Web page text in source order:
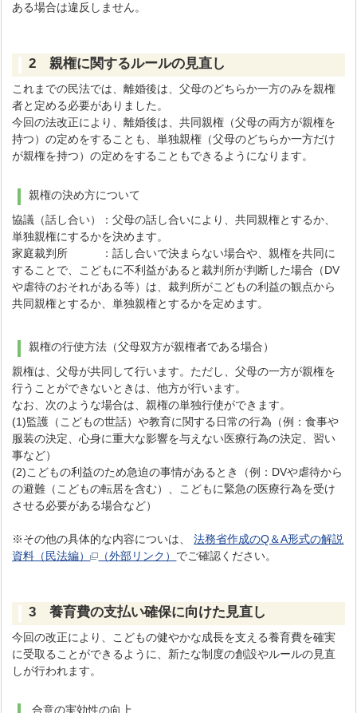
ある場合は違反しません。
2 親権に関するルールの見直し
これまでの民法では、離婚後は、父母のどちらか一方のみを親権
者と定める必要がありました。
今回の法改正により、離婚後は、共同親権（父母の両方が親権を
持つ）の定めをすることも、単独親権（父母のどちらか一方だけ
が親権を持つ）の定めをすることもできるようになります。
親権の決め方について
協議（話し合い）：父母の話し合いにより、共同親権とするか、
単独親権にするかを決めます。
家庭裁判所 ：話し合いで決まらない場合や、親権を共同に
することで、こどもに不利益があると裁判所が判断した場合（DV
や虐待のおそれがある等）は、裁判所がこどもの利益の観点から
共同親権とするか、単独親権とするかを定めます。
親権の行使方法（父母双方が親権者である場合）
親権は、父母が共同して行います。ただし、父母の一方が親権を
行うことができないときは、他方が行います。
なお、次のような場合は、親権の単独行使ができます。
(1)監護（こどもの世話）や教育に関する日常の行為（例：食事や
服装の決定、心身に重大な影響を与えない医療行為の決定、習い
事など）
(2)こどもの利益のため急迫の事情があるとき（例：DVや虐待から
の避難（こどもの転居を含む）、こどもに緊急の医療行為を受け
させる必要がある場合など）
※その他の具体的な内容についは、法務省作成のQ＆A形式の解説
資料（民法編）
（外部リンク） でご確認ください。
3 養育費の支払い確保に向けた見直し
今回の改正により、こどもの健やかな成長を支える養育費を確実
に受取ることができるように、新たな制度の創設やルールの見直
しが行われます。
合意の実効性の向上